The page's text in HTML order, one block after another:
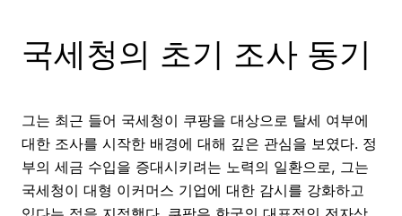
국세청의 초기 조사 동기
그는 최근 들어 국세청이 쿠팡을 대상으로 탈세 여부에
대한 조사를 시작한 배경에 대해 깊은 관심을 보였다. 정
부의 세금 수입을 증대시키려는 노력의 일환으로, 그는
국세청이 대형 이커머스 기업에 대한 감시를 강화하고